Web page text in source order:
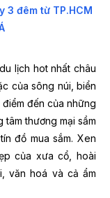
3 đêm từ TP.HCM
lịch hot nhất châu
của sông núi, biển
đến của những
thương mại sầm
đồ mua sắm. Xen
của xưa cổ, hoài
văn hoá và cả ẩm